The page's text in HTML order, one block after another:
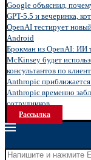
Google объяснил,
GPT-5.5 и вечеринка,
OpenAI тестирует
Android
Брокман из OpenAI: ИИ
McKinsey будет
консультантов по
Anthropic
Anthropic временно
сотрудников...
Рассылка